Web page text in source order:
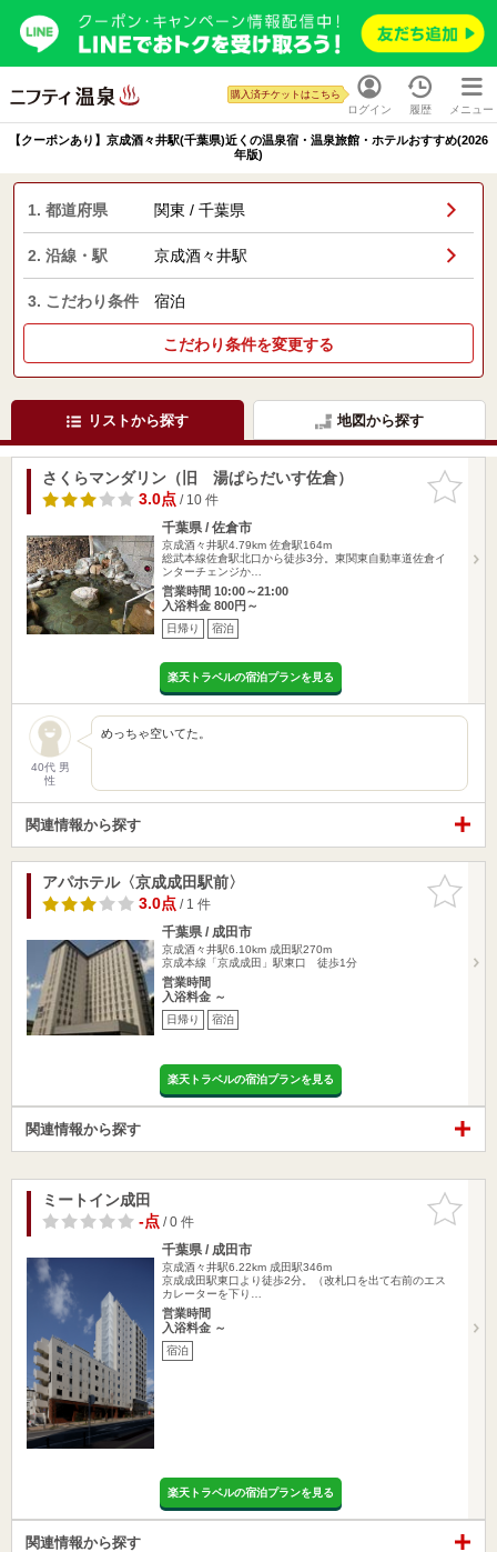
ログイン
購入済チケットはこちら
履歴 メニュー
【クーポンあり】京成酒々井駅(千葉県)近くの温泉宿・温泉旅館・ホテルおすすめ(2026
年版)
1. 都道府県 関東 / 千葉県
2. 沿線・駅 京成酒々井駅
3. こだわり条件 宿泊
こだわり条件を変更する
リストから探す 地図から探す
お気に入
りに追加
さくらマンダリン（旧 湯ぱらだいす佐倉）
3.0点/ 10 件
千葉県 / 佐倉市
京成酒々井駅4.79km 佐倉駅164m
総武本線佐倉駅北口から徒歩3分。東関東自動車道佐倉イ
ンターチェンジか…
営業時間 10:00～21:00
入浴料金 800円～
日帰り 宿泊
楽天トラベルの宿泊プランを見る
40代 男
性
めっちゃ空いてた。
関連情報から探す
お気に入
りに追加
アパホテル〈京成成田駅前〉
3.0点/ 1 件
千葉県 / 成田市
京成酒々井駅6.10km 成田駅270m
京成本線「京成成田」駅東口 徒歩1分
営業時間
入浴料金 ～
日帰り 宿泊
楽天トラベルの宿泊プランを見る
関連情報から探す
お気に入
りに追加
ミートイン成田
-点/ 0 件
千葉県 / 成田市
京成酒々井駅6.22km 成田駅346m
京成成田駅東口より徒歩2分。（改札口を出て右前のエス
カレーターを下り…
営業時間
入浴料金 ～
宿泊
楽天トラベルの宿泊プランを見る
関連情報から探す